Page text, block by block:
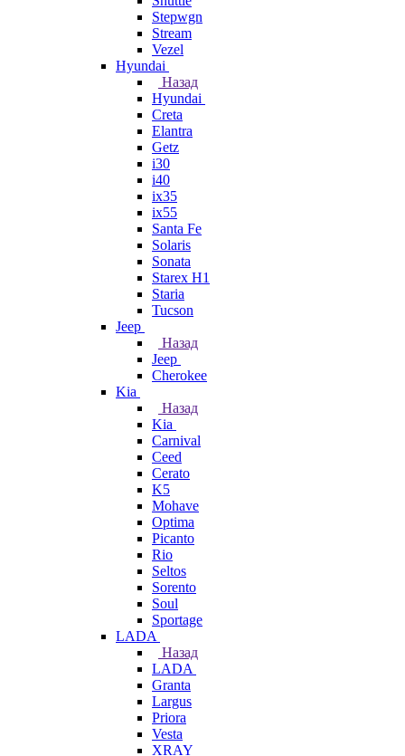
Stepwgn
Stream
Vezel
Hyundai
Назад
Hyundai
Creta
Elantra
Getz
i30
i40
ix35
ix55
Santa Fe
Solaris
Sonata
Starex H1
Staria
Tucson
Jeep
Назад
Jeep
Cherokee
Kia
Назад
Kia
Carnival
Ceed
Cerato
K5
Mohave
Optima
Picanto
Rio
Seltos
Sorento
Soul
Sportage
LADA
Назад
LADA
Granta
Largus
Priora
Vesta
XRAY